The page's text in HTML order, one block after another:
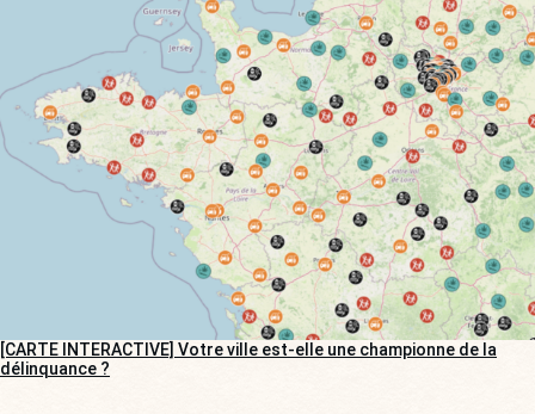
[CARTE INTERACTIVE] Votre ville est-elle une championne de la
délinquance ?